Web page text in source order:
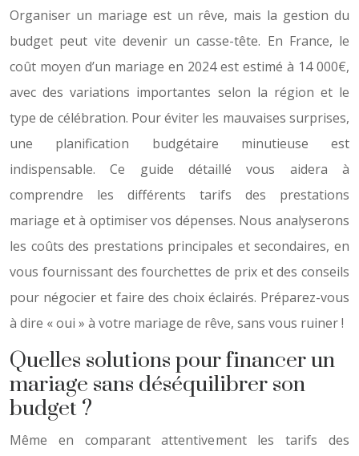
Organiser un mariage est un rêve, mais la gestion du
budget peut vite devenir un casse-tête. En France, le
coût moyen d’un mariage en 2024 est estimé à 14 000€,
avec des variations importantes selon la région et le
type de célébration. Pour éviter les mauvaises surprises,
une planification budgétaire minutieuse est
indispensable. Ce guide détaillé vous aidera à
comprendre les différents tarifs des prestations
mariage et à optimiser vos dépenses. Nous analyserons
les coûts des prestations principales et secondaires, en
vous fournissant des fourchettes de prix et des conseils
pour négocier et faire des choix éclairés. Préparez-vous
à dire « oui » à votre mariage de rêve, sans vous ruiner !
Quelles solutions pour financer un
mariage sans déséquilibrer son
budget ?
Même en comparant attentivement les tarifs des